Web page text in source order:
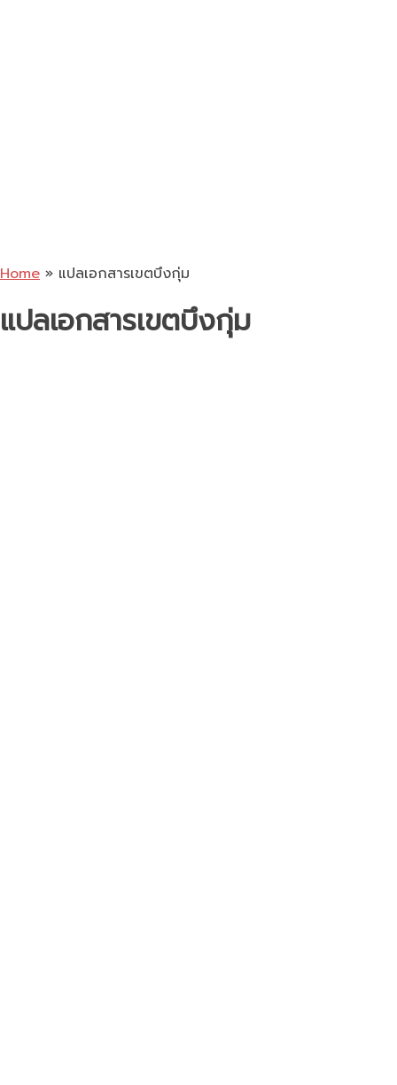
Home » แปลเอกสารเขตบึงกุ่ม
แปลเอกสารเขตบึงกุ่ม